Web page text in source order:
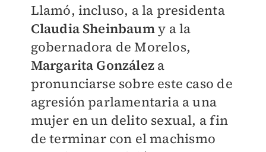
Llamó, incluso, a la presidenta
Claudia Sheinbaumy a la
gobernadora de Morelos,
Margarita González a
pronunciarse sobre este caso de
agresión parlamentaria a una
mujer en un delito sexual, a fin
de terminar con el machismo